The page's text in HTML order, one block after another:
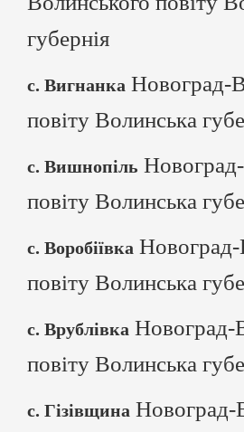
губернія
с. Вигнанка Новоград-
повіту Волинська
с. Вишнопіль
повіту Волинська
с. Воробіївка Новоград-
повіту Волинська
с. Врублівка Новоград-
повіту Волинська
с. Гізівщина Новоград-